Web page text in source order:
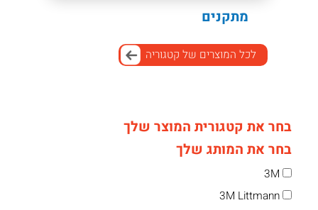
מתקנים
לכל המוצרים של קטגוריה
בחר את קטגורית המוצר שלך
בחר את המותג שלך
3M
3M Littmann